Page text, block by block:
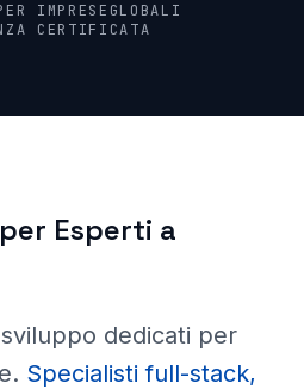
IMPRESE GLOBALI
CERTIFICATA
Esperti a
dedicati per
. Specialisti full-stack,